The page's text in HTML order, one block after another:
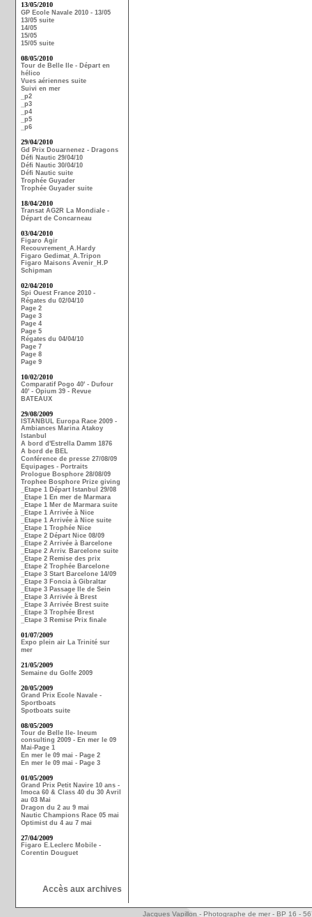
13/05/2010
GP Ecole Navale 2010 - 13/05
13/05 suite
14/05
15/05
15/05 suite
08/05/2010
Tour de Belle Ile - Départ en
hélico
Vues aériennes suite
Suivi en mer
_p2
_p3
_p4
_p5
_p6
29/04/2010
Gd Prix Douarnenez - Dragons
Défi Nautic 29/04/10
Défi Nautic 30/04/10
Défi Nautic suite
Trophée Guyader
Trophée Guyader suite
18/04/2010
Transat AG2R La Mondiale -
Départ de Concarneau
03/04/2010
Figaro Agir
Recouvrement_A.Hardy
Figaro Gedimat_A.Tripon
Figaro Maisons Avenir_H.P
Schipman
02/04/2010
Spi Ouest France 2010 -
Régates du 02/04/10
Page 2
Page 3
Page 4
Page 5
Régates du 04/04/10
Page 7
Page 8
Page 9
10/02/2010
Comparatif Pogo 40' - Dufour
40' - Opium 39 - Revue
BATEAUX
29/08/2009
ISTANBUL Europa Race 2009 -
Ambiances Marina Atakoy
Istanbul
A bord d'Estrella Damm 1876
A bord de BEL
Conférence de presse 27/08/09
Equipages - Portraits
Prologue Bosphore 28/08/09
Trophee Bosphore Prize giving
_Etape 1 Départ Istanbul 29/08
_Etape 1 En mer de Marmara
_Etape 1 Mer de Marmara suite
_Etape 1 Arrivée à Nice
_Etape 1 Arrivée à Nice suite
_Etape 1 Trophée Nice
_Etape 2 Départ Nice 08/09
_Etape 2 Arrivée à Barcelone
_Etape 2 Arriv. Barcelone suite
_Etape 2 Remise des prix
_Etape 2 Trophée Barcelone
_Etape 3 Start Barcelone 14/09
_Etape 3 Foncia à Gibraltar
_Etape 3 Passage Ile de Sein
_Etape 3 Arrivée à Brest
_Etape 3 Arrivée Brest suite
_Etape 3 Trophée Brest
_Etape 3 Remise Prix finale
01/07/2009
Expo plein air La Trinité sur
mer
21/05/2009
Semaine du Golfe 2009
20/05/2009
Grand Prix Ecole Navale -
Sportboats
Spotboats suite
08/05/2009
Tour de Belle Ile- Ineum
consulting 2009 - En mer le 09
Mai-Page 1
En mer le 09 mai - Page 2
En mer le 09 mai - Page 3
01/05/2009
Grand Prix Petit Navire 10 ans -
Imoca 60 & Class 40 du 30 Avril
au 03 Mai
Dragon du 2 au 9 mai
Nautic Champions Race 05 mai
Optimist du 4 au 7 mai
27/04/2009
Figaro E.Leclerc Mobile -
Corentin Douguet
Accès aux archives
Jacques Vapillon - Photographe de mer - BP 16 -